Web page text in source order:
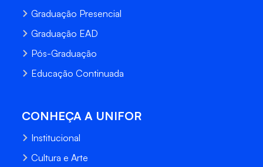
Graduação Presencial
Graduação EAD
Pós-Graduação
Educação Continuada
CONHEÇA A UNIFOR
Institucional
Cultura e Arte